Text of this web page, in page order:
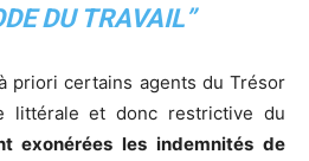
DU TRAVAIL”
priori certains agents du Trésor
littérale et donc restrictive du
exonérées les indemnités de